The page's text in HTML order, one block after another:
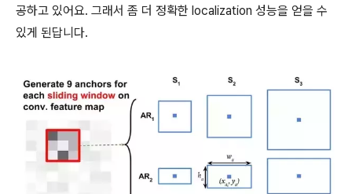
공하고 있어요. 그래서 좀 더 정확한 localization 성능을 얻을 수
있게 된답니다.